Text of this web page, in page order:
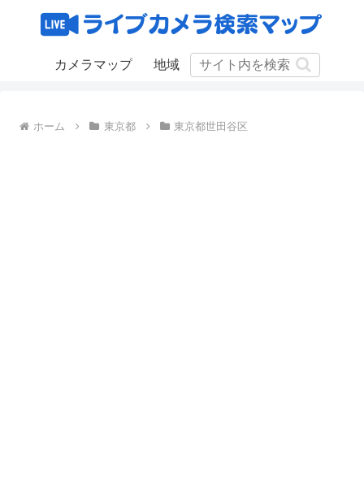
カメラマップ 地域
ホーム 東京都 東京都世田谷区